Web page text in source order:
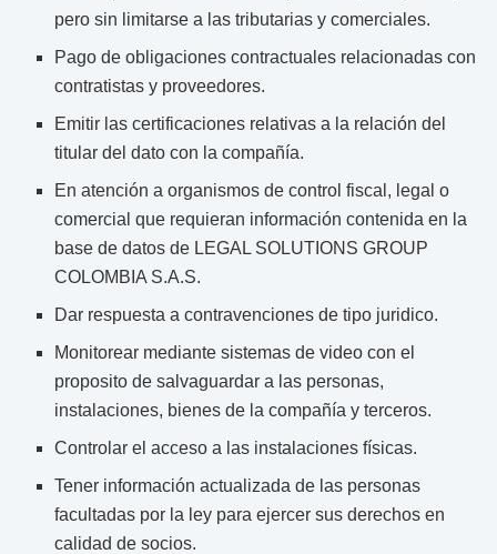
pero sin limitarse a las tributarias y comerciales.
Pago de obligaciones contractuales relacionadas con
contratistas y proveedores.
Emitir las certificaciones relativas a la relación del
titular del dato con la compañía.
En atención a organismos de control fiscal, legal o
comercial que requieran información contenida en la
base de datos de LEGAL SOLUTIONS GROUP
COLOMBIA S.A.S.
Dar respuesta a contravenciones de tipo juridico.
Monitorear mediante sistemas de video con el
proposito de salvaguardar a las personas,
instalaciones, bienes de la compañía y terceros.
Controlar el acceso a las instalaciones físicas.
Tener información actualizada de las personas
facultadas por la ley para ejercer sus derechos en
calidad de socios.